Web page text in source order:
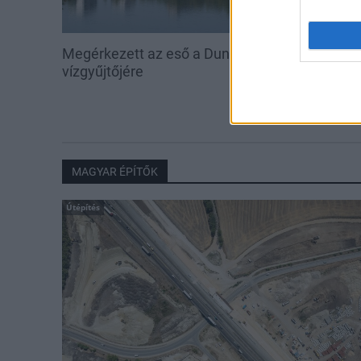
Megérkezett az eső a Duna
vízgyűjtőjére
Amire
MAGYAR ÉPÍTŐK
Útépítés